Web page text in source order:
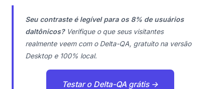
Seu contraste é legível para os 8% de usuários
daltônicos?Verifique o que seus visitantes
realmente veem com o Delta-QA, gratuito na versão
Desktop e 100% local.
Testar o Delta-QA grátis →